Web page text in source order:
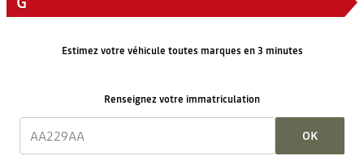
Estimez votre véhicule toutes marques en 3 minutes
Renseignez votre immatriculation
OK